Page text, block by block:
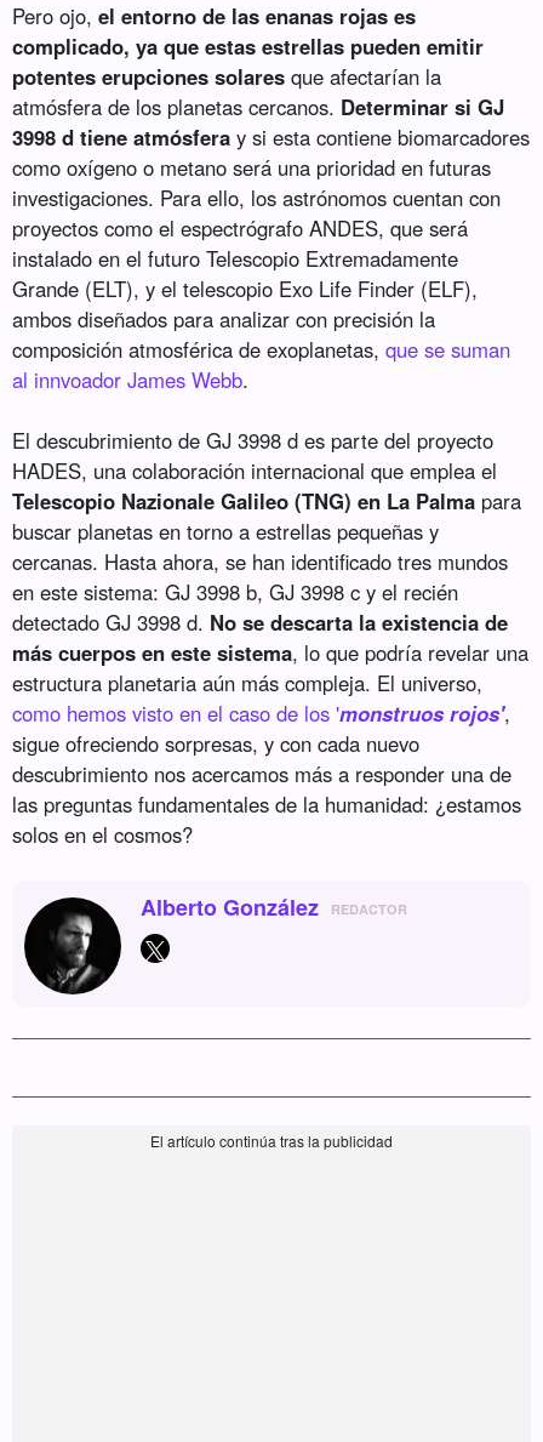
Pero ojo,el entorno de las enanas rojas es
complicado, ya que estas estrellas pueden emitir
potentes erupciones solares que afectarían la
atmósfera de los planetas cercanos. Determinar si GJ
3998 d tiene atmósfera y si esta contiene biomarcadores
como oxígeno o metano será una prioridad en futuras
investigaciones. Para ello, los astrónomos cuentan con
proyectos como el espectrógrafo ANDES, que será
instalado en el futuro Telescopio Extremadamente
Grande (ELT), y el telescopio Exo Life Finder (ELF),
ambos diseñados para analizar con precisión la
composición atmosférica de exoplanetas,que se suman
al innvoador James Webb.
El descubrimiento de GJ 3998 d es parte del proyecto
HADES, una colaboración internacional que emplea el
Telescopio Nazionale Galileo (TNG) en La Palma para
buscar planetas en torno a estrellas pequeñas y
cercanas. Hasta ahora, se han identificado tres mundos
en este sistema: GJ 3998 b, GJ 3998 c y el recién
detectado GJ 3998 d. No se descarta la existencia de
más cuerpos en este sistema, lo que podría revelar una
estructura planetaria aún más compleja. El universo,
como hemos visto en el caso de los 'monstruos rojos',
sigue ofreciendo sorpresas, y con cada nuevo
descubrimiento nos acercamos más a responder una de
las preguntas fundamentales de la humanidad: ¿estamos
solos en el cosmos?
Alberto González REDACTOR